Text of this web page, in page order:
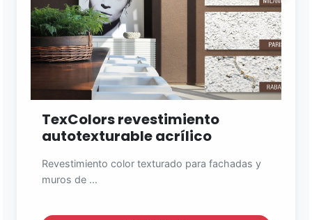
TexColors revestimiento
autotexturable acrílico
Revestimiento color texturado para fachadas y
muros de ...